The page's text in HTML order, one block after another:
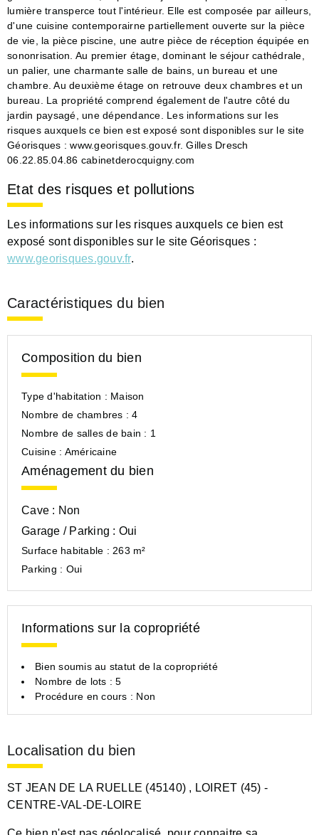
lumière transperce tout l'intérieur. Elle est composée par ailleurs,
d'une cuisine contemporairne partiellement ouverte sur la pièce
de vie, la pièce piscine, une autre pièce de réception équipée en
sononrisation. Au premier étage, dominant le séjour cathédrale,
un palier, une charmante salle de bains, un bureau et une
chambre. Au deuxième étage on retrouve deux chambres et un
bureau. La propriété comprend également de l'autre côté du
jardin paysagé, une dépendance. Les informations sur les
risques auxquels ce bien est exposé sont disponibles sur le site
Géorisques : www.georisques.gouv.fr. Gilles Dresch
06.22.85.04.86 cabinetderocquigny.com
Etat des risques et pollutions
Les informations sur les risques auxquels ce bien est
exposé sont disponibles sur le site Géorisques :
www.georisques.gouv.fr.
Caractéristiques du bien
Composition du bien
Type d'habitation : Maison
Nombre de chambres :4
Nombre de salles de bain : 1
Cuisine : Américaine
Aménagement du bien
Cave : Non
Garage / Parking : Oui
Surface habitable : 263 m²
Parking : Oui
Informations sur la copropriété
Bien soumis au statut de la copropriété
Nombre de lots : 5
Procédure en cours : Non
Localisation du bien
ST JEAN DE LA RUELLE (45140) , LOIRET (45) -
CENTRE-VAL-DE-LOIRE